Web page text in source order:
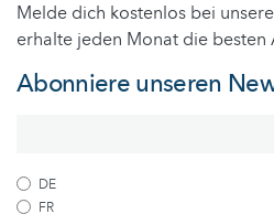
Melde dich kostenlos bei
erhalte jeden Monat die besten
Abonniere unseren
DE
FR